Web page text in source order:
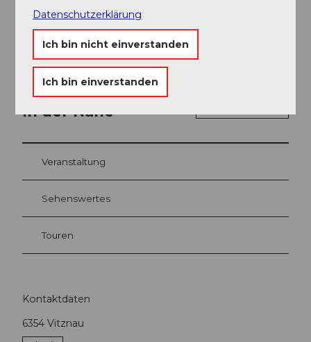
Weggis Vitznau Rigi
In der Nähe
Veranstaltung
Sehenswertes
Touren
Kontaktdaten
6354 Vitznau
Datenschutzerklärung
Ich bin nicht einverstanden
Ich bin einverstanden